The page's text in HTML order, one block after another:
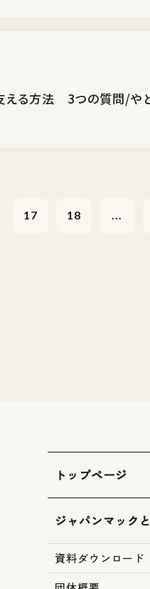
える方法 3つの質問/や
17 18 ...
トップページ
ジャパンマック
資料ダウンロード